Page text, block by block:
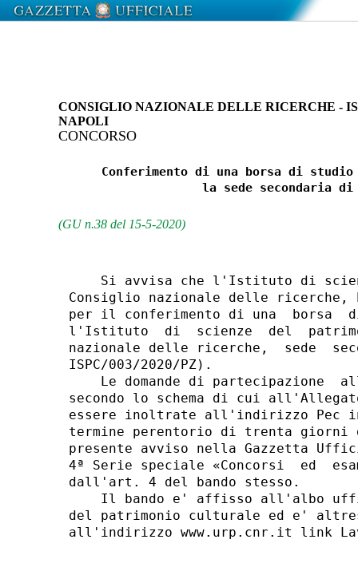
CONSIGLIO NAZIONALE DELLE RICERCHE -
NAPOLI
CONCORSO
Conferimento di una borsa di
la sede secondaria
(GU n.38 del 15-5-2020)
Si avvisa che l'Istituto di
Consiglio nazionale delle ricerche,
per il conferimento di una  borsa
l'Istituto  di  scienze  del
nazionale delle ricerche,  sede
ISPC/003/2020/PZ).
Le domande di partecipazione
secondo lo schema di cui
essere inoltrate all'indirizzo Pec
termine perentorio di trenta
presente avviso nella Gazzetta
4ª Serie speciale «Concorsi  ed
dall'art. 4 del bando stesso.
Il bando e' affisso all'albo
del patrimonio culturale ed e'
all'indirizzo www.urp.cnr.it link